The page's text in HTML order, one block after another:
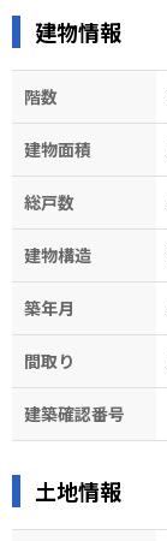
建物情報
階数
建物面積
総戸数
建物構造
築年月
間取り
建築確認番号
土地情報